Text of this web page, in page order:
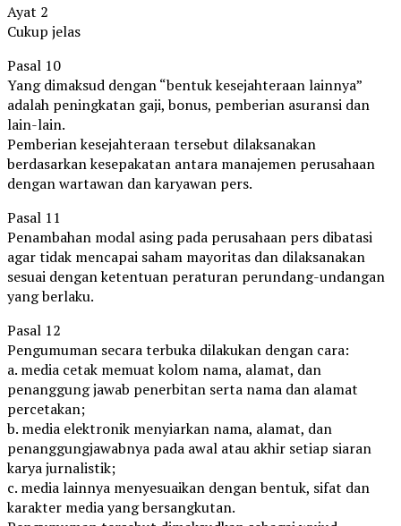
Ayat 2
Cukup jelas
Pasal 10
Yang dimaksud dengan “bentuk kesejahteraan lainnya”
adalah peningkatan gaji, bonus, pemberian asuransi dan
lain-lain.
Pemberian kesejahteraan tersebut dilaksanakan
berdasarkan kesepakatan antara manajemen perusahaan
dengan wartawan dan karyawan pers.
Pasal 11
Penambahan modal asing pada perusahaan pers dibatasi
agar tidak mencapai saham mayoritas dan dilaksanakan
sesuai dengan ketentuan peraturan perundang-undangan
yang berlaku.
Pasal 12
Pengumuman secara terbuka dilakukan dengan cara:
a. media cetak memuat kolom nama, alamat, dan
penanggung jawab penerbitan serta nama dan alamat
percetakan;
b. media elektronik menyiarkan nama, alamat, dan
penanggungjawabnya pada awal atau akhir setiap siaran
karya jurnalistik;
c. media lainnya menyesuaikan dengan bentuk, sifat dan
karakter media yang bersangkutan.